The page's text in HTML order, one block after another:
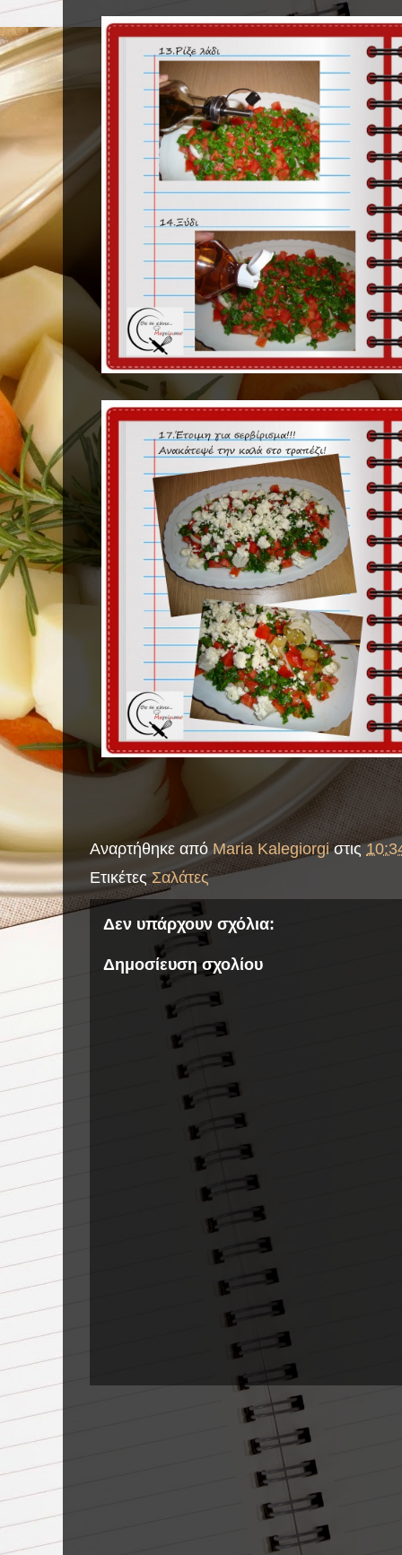
Αναρτήθηκε από Maria Kalegiorgi στις
ΕτικέτεςΣαλάτες
Δεν υπάρχουν σχόλια:
Δημοσίευση σχολίου